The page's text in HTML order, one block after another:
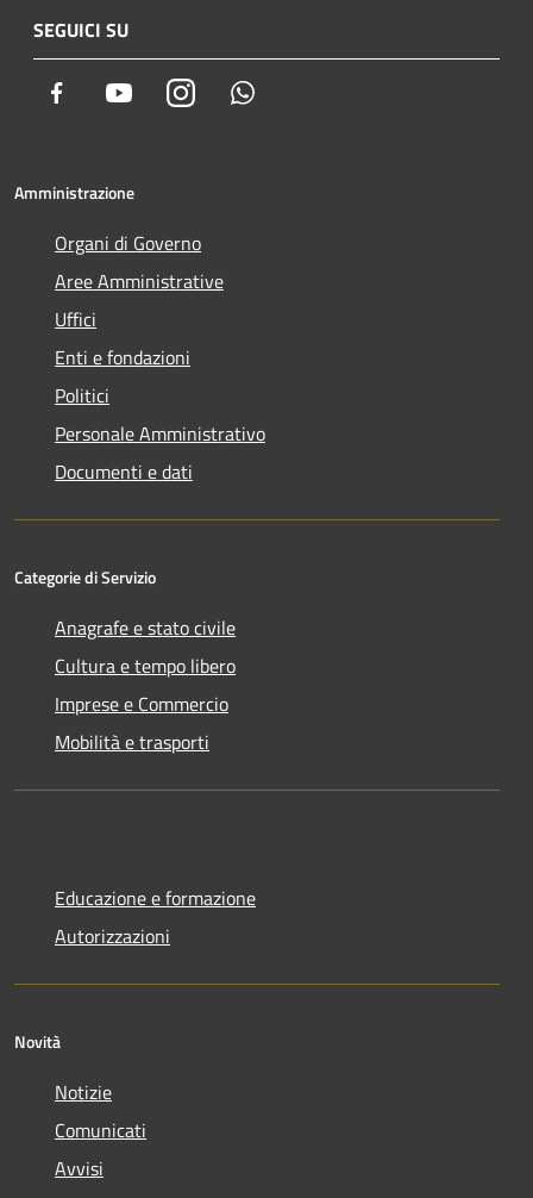
SEGUICI SU
Facebook YoutubeInstagram
Amministrazione
Organi di Governo
Aree Amministrative
Uffici
Enti e fondazioni
Politici
Personale Amministrativo
Documenti e dati
Categorie di Servizio
Anagrafe e stato civile
Cultura e tempo libero
Imprese e Commercio
Mobilità e trasporti
Educazione e formazione
Autorizzazioni
Novità
Notizie
Comunicati
Avvisi